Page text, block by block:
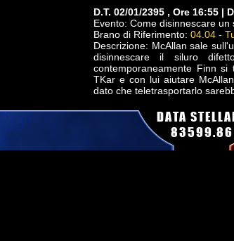
D.T. 02/01/2395 , Ore 16:55 |
Evento: Come disinnescare un
Brano di Riferimento: 04.04 -
Descrizione: McAllan sale
disinnescare il siluro
contemporaneamente Finn
TKar e con lui aiutare
dato che teletrasportarlo
D.T. 02/01/2395 , Ore 15:30 |
Evento: Esplorazione della
Brano di Riferimento:04.01 -
Descrizione: La Seatiger invia
DATA
83599.86